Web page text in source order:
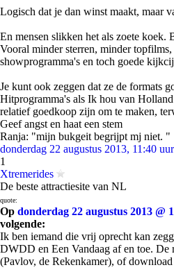
Logisch dat je dan winst maakt, maar
En mensen slikken het als zoete koek.
Vooral minder sterren, minder
showprogramma's en toch goede
Je kunt ook zeggen dat ze de formats
Hitprogramma's als Ik hou van
relatief goedkoop zijn om te maken,
Geef angst en haat een stem
Ranja: "mijn bukgeit begrijpt mj niet. "
donderdag 22 augustus 2013, 11:40 uur
1
Xtremerides
De beste attractiesite van NL
quote:
Op donderdag 22 augustus 2013 @
volgende:
Ik ben iemand die vrij oprecht kan
DWDD en Een Vandaag af en toe.
(Pavlov, de Rekenkamer), of